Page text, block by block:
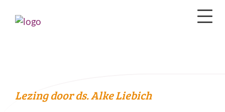
Lezing door ds. Alke Liebich